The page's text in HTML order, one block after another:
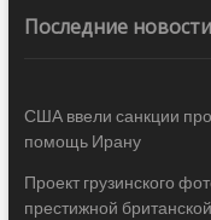
Последние новости
США ввели санкции
помощь Ирану
Проект грузинского
престижной